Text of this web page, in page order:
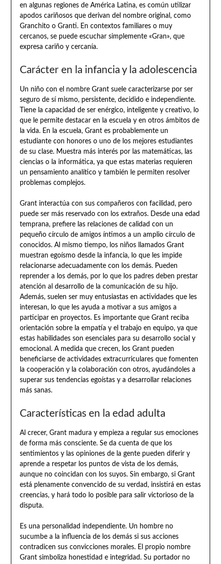
en algunas regiones de América Latina, es común utilizar
apodos cariñosos que derivan del nombre original, como
Granchito o Granti. En contextos familiares o muy
cercanos, se puede escuchar simplemente «Gran», que
expresa cariño y cercanía.
Carácter en la infancia y la adolescencia
Un niño con el nombre Grant suele caracterizarse por ser
seguro de sí mismo, persistente, decidido e independiente.
Tiene la capacidad de ser enérgico, inteligente y creativo, lo
que le permite destacar en la escuela y en otros ámbitos de
la vida. En la escuela, Grant es probablemente un
estudiante con honores o uno de los mejores estudiantes
de su clase. Muestra más interés por las matemáticas, las
ciencias o la informática, ya que estas materias requieren
un pensamiento analítico y también le permiten resolver
problemas complejos.
Grant interactúa con sus compañeros con facilidad, pero
puede ser más reservado con los extraños. Desde una edad
temprana, prefiere las relaciones de calidad con un
pequeño círculo de amigos íntimos a un amplio círculo de
conocidos. Al mismo tiempo, los niños llamados Grant
muestran egoísmo desde la infancia, lo que les impide
relacionarse adecuadamente con los demás. Pueden
reprender a los demás, por lo que los padres deben prestar
atención al desarrollo de la comunicación de su hijo.
Además, suelen ser muy entusiastas en actividades que les
interesan, lo que les ayuda a motivar a sus amigos a
participar en proyectos. Es importante que Grant reciba
orientación sobre la empatía y el trabajo en equipo, ya que
estas habilidades son esenciales para su desarrollo social y
emocional. A medida que crecen, los Grant pueden
beneficiarse de actividades extracurriculares que fomenten
la cooperación y la colaboración con otros, ayudándoles a
superar sus tendencias egoístas y a desarrollar relaciones
más sanas.
Características en la edad adulta
Al crecer, Grant madura y empieza a regular sus emociones
de forma más consciente. Se da cuenta de que los
sentimientos y las opiniones de la gente pueden diferir y
aprende a respetar los puntos de vista de los demás,
aunque no coincidan con los suyos. Sin embargo, si Grant
está plenamente convencido de su verdad, insistirá en estas
creencias, y hará todo lo posible para salir victorioso de la
disputa.
Es una personalidad independiente. Un hombre no
sucumbe a la influencia de los demás si sus acciones
contradicen sus convicciones morales. El propio nombre
Grant simboliza honestidad e integridad. Su portador no